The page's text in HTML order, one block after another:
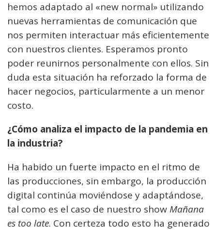
hemos adaptado al «new normal» utilizando
nuevas herramientas de comunicación que
nos permiten interactuar más eficientemente
con nuestros clientes. Esperamos pronto
poder reunirnos personalmente con ellos. Sin
duda esta situación ha reforzado la forma de
hacer negocios, particularmente a un menor
costo.
¿Cómo analiza el impacto de la pandemia en
la industria?
Ha habido un fuerte impacto en el ritmo de
las producciones, sin embargo, la producción
digital continúa moviéndose y adaptándose,
tal como es el caso de nuestro show Mañana
es too late. Con certeza todo esto ha generado